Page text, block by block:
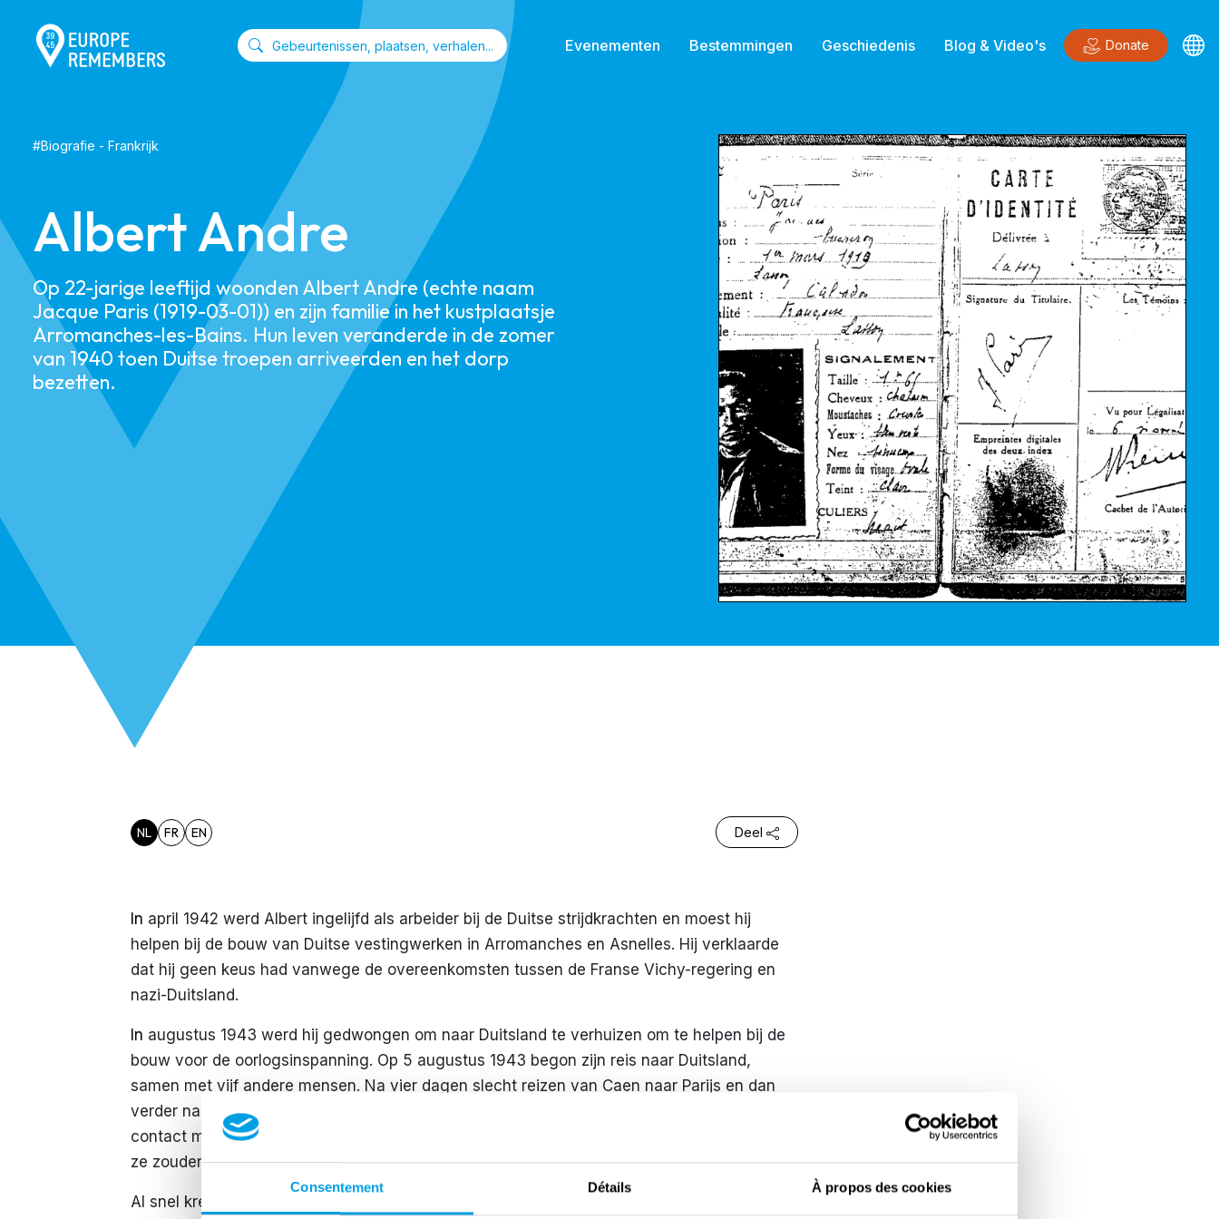
Consentement Détails À propos des cookies
Evenementen Bestemmingen Geschiedenis Blog & Video's Donate
#Biografie - Frankrijk
Albert Andre
Op 22-jarige leeftijd woonden Albert Andre (echte naam
Jacque Paris (1919-03-01)) en zijn familie in het kustplaatsje
Arromanches-les-Bains. Hun leven veranderde in de zomer
van 1940 toen Duitse troepen arriveerden en het dorp
bezetten.
NL FR EN Deel
In april 1942 werd Albert ingelijfd als arbeider bij de Duitse strijdkrachten en moest hij
helpen bij de bouw van Duitse vestingwerken in Arromanches en Asnelles. Hij verklaarde
dat hij geen keus had vanwege de overeenkomsten tussen de Franse Vichy-regering en
nazi-Duitsland.
In augustus 1943 werd hij gedwongen om naar Duitsland te verhuizen om te helpen bij de
bouw voor de oorlogsinspanning. Op 5 augustus 1943 begon zijn reis naar Duitsland,
samen met vijf andere mensen. Na vier dagen slecht reizen van Caen naar Parijs en dan
verder naar Duitsland, kwamen ze eindelijk aan in Aken. Aangekomen in Essen kwam hij in
contact met slavenarbeiders van Organisation Todt, die houten barakken bouwden waar
ze zouden verblijven.
Al snel kreeg